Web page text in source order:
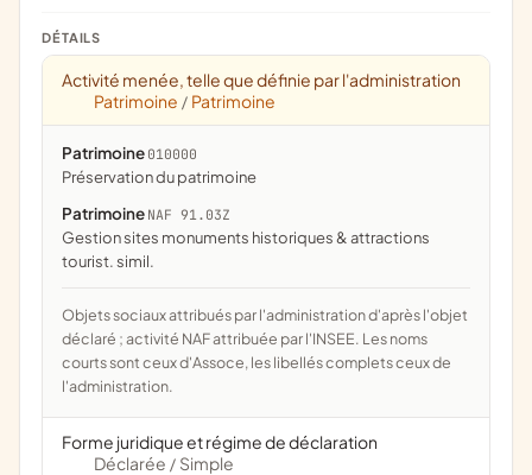
DÉTAILS
Activité menée, telle que définie par l'administration
Patrimoine / Patrimoine
Patrimoine 010000
préservation du patrimoine
Patrimoine NAF 91.03Z
Gestion sites monuments historiques & attractions
tourist. simil.
Objets sociaux attribués par l'administration d'après l'objet
déclaré ; activité NAF attribuée par l'INSEE. Les noms
courts sont ceux d'Assoce, les libellés complets ceux de
l'administration.
Forme juridique et régime de déclaration
Déclarée / Simple